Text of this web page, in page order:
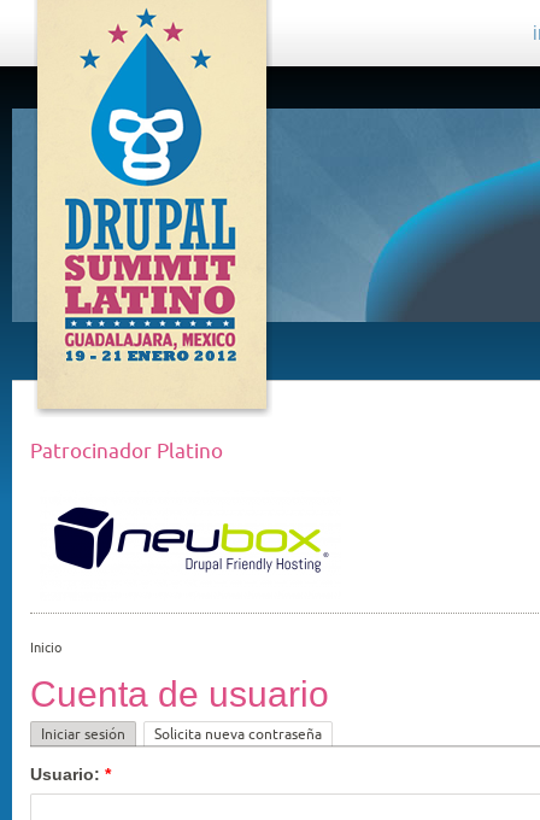
DRUPAL
SUMMIT
LATINO,
GUADALAJARA
2012
Patrocinador Platino
Inicio
Cuenta de usuario
Iniciar sesión Solicita nueva contraseña
Usuario: *